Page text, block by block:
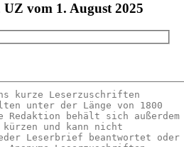
vom 1. August 2025